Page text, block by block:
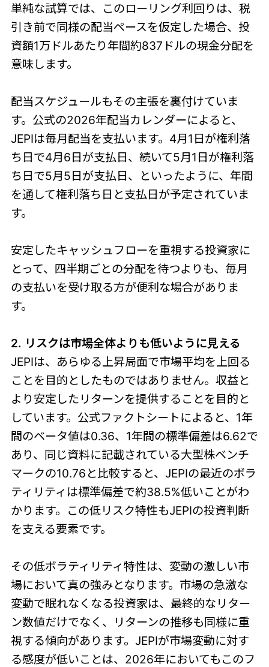
単純な試算では、このローリング利回りは、税
引き前で同様の配当ペースを仮定した場合、投
資額1万ドルあたり年間約837ドルの現金分配を
意味します。
配当スケジュールもその主張を裏付けていま
す。公式の2026年配当カレンダーによると、
JEPIは毎月配当を支払います。4月1日が権利落
ち日で4月6日が支払日、続いて5月1日が権利落
ち日で5月5日が支払日、といったように、年間
を通して権利落ち日と支払日が予定されていま
す。
安定したキャッシュフローを重視する投資家に
とって、四半期ごとの分配を待つよりも、毎月
の支払いを受け取る方が便利な場合がありま
す。
2. リスクは市場全体よりも低いように見える
JEPIは、あらゆる上昇局面で市場平均を上回る
ことを目的としたものではありません。収益と
より安定したリターンを提供することを目的と
しています。公式ファクトシートによると、1年
間のベータ値は0.36、1年間の標準偏差は6.62で
あり、同じ資料に記載されている大型株ベンチ
マークの10.76と比較すると、JEPIの最近のボラ
ティリティは標準偏差で約38.5%低いことがわ
かります。この低リスク特性もJEPIの投資判断
を支える要素です。
その低ボラティリティ特性は、変動の激しい市
場において真の強みとなります。市場の急激な
変動で眠れなくなる投資家は、最終的なリター
ン数値だけでなく、リターンの推移も同様に重
視する傾向があります。JEPIが市場変動に対す
る感度が低いことは、2026年においてもこのフ